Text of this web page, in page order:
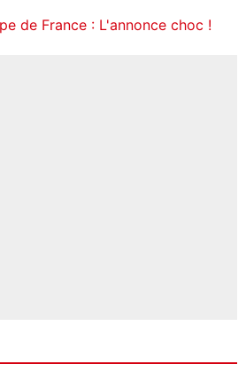
de France : L'annonce choc !